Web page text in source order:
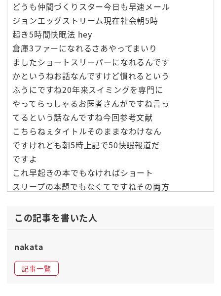
どうも仲間づくりスター今日も早速メール
ジョンエッグストリーム現在社会朝5時
起き5時間快眠法 hey
倉庫3ファーになれるさあやってまいり
ましたショートスリーパーになれるんです
かというねお話なんですけど慣れるという
ふうにですね20年来スイミングを専門に
やってらっしゃるお医者さんがですね言っ
てるという話なんですね今回参考文献
こちらねぇタイトルそのままなわけなん
ですけれども朝5時上記で50快眠報道だ
ですよ
これ早起きの本でもなければショート
スリープの本題でもなくてですねその両方
号よということなんですよつまり朝5時に
時に起きて
そんなことができるのであれば
この記事を書いた人
nakata
記事一覧